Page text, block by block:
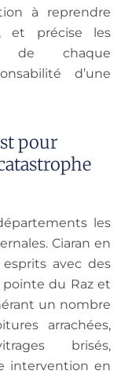
à reprendre
et précise les
de chaque
d’une
pour
les
Ciaran en
avec des
pointe du Raz et
un nombre
arrachées,
brisés,
intervention en